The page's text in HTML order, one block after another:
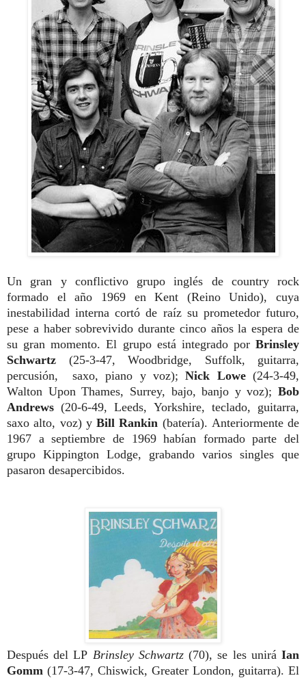
Un gran y conflictivo grupo inglés de country rock
formado el año 1969 en Kent (Reino Unido), cuya
inestabilidad interna cortó de raíz su prometedor futuro,
pese a haber sobrevividodurante cinco años la espera de
su granmomento.El grupo está integrado por Brinsley
Schwartz (25-3-47, Woodbridge, Suffolk, guitarra,
percusión, saxo, piano y voz);Nick Lowe(24-3-49,
Walton Upon Thames, Surrey, bajo, banjo y voz); Bob
Andrews(20-6-49, Leeds, Yorkshire, teclado, guitarra,
saxo alto, voz) y Bill Rankin (batería). Anteriormente de
1967 a septiembre de 1969 habían formado parte del
grupo Kippington Lodge, grabando varios singles que
pasaron desapercibidos.
Después delLP Brinsley Schwartz(70), se les uniráIan
Gomm (17-3-47, Chiswick, Greater London, guitarra). El